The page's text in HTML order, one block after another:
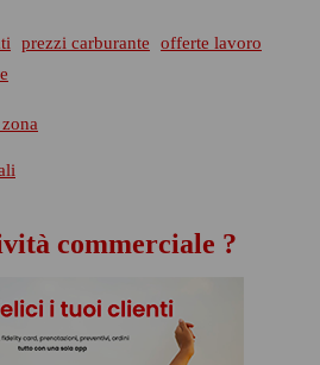
prezzi carburante
offerte lavoro
commerciale ?